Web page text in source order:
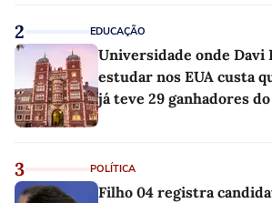
2 EDUCAÇÃO
Universidade onde Davi
estudar nos EUA custa
já teve 29 ganhadores
3 POLÍTICA
Filho 04 registra